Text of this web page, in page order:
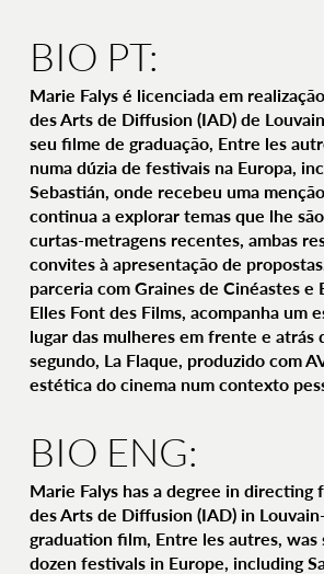
BIO PT:
Marie Falys é licenciada em
des Arts de Diffusion (IAD) de
seu filme de graduação, Entre les
numa dúzia de festivais na Europa,
Sebastián, onde recebeu uma
continua a explorar temas que lhe
curtas-metragens recentes, ambas
convites à apresentação de
parceria com Graines de Cinéastes e
Elles Font des Films, acompanha um
lugar das mulheres em frente e atrás
segundo, La Flaque, produzido com
estética do cinema num contexto
BIO ENG:
Marie Falys has a degree in
des Arts de Diffusion (IAD) in
graduation film, Entre les autres, was
dozen festivals in Europe, including